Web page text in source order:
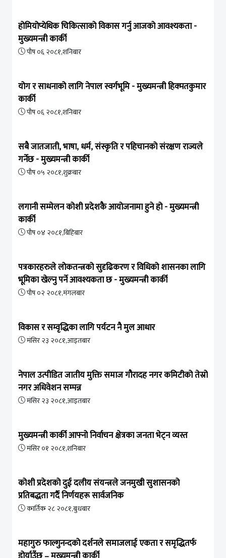
होमियोप्येथिक चिकित्साको विकास गर्नु आजको आवश्यकता -
मुख्यमन्त्री कार्की
पौष ०६ २०८१,शनिबार
योग र साधनाको लागि नेपाल स्वर्गभूमि - मुख्यमन्त्री हिक्मतकुमार
कार्की
पौष ०६ २०८१,शनिबार
सबै जातजाती, भाषा, धर्म, संस्कृति र पहिचानको संरक्षण राज्यले
गर्नेछ - मुख्यमन्त्री कार्की
पौष ०५ २०८१,शुक्रबार
लगानी सम्मेलन कोशी प्रदेशकै आयोजनामा हुने हो - मुख्यमन्त्री
कार्की
पौष ०४ २०८१,बिहिबार
पत्रकारहरुले लोकतन्त्रको सुदृढिकरण र विधिको शासनका लागि
भूमिका खेल्नु पर्ने आवश्यकता छ - मुख्यमन्त्री कार्की
पौष ०२ २०८१,मंगलबार
विकास र सम्वृद्धिका लागि पर्यटन नै मुल आधार
मंसिर २३ २०८१,आइतबार
नेपाल उत्पीडित जातीय मुक्ति समाज गौरादह नगर कमिटीको तेस्रो
नगर अधिवेशन सम्पन्न
मंसिर २३ २०८१,आइतबार
मुख्यमन्त्री कार्की आफ्नो निर्वाचन क्षेत्रका जनता भेट्न व्यस्त
मंसिर ०१ २०८१,शनिबार
कोशी प्रदेशको दुई दलीय संयन्त्रले जनमुखी सुशासनको
प्रतिबद्धता गर्दै निर्णयहरू सार्वजनिक
कार्तिक २८ २०८१,बुधबार
महागुरु फाल्गुनन्दको दर्शनले समाजलाई एकता र समृद्धितर्फ